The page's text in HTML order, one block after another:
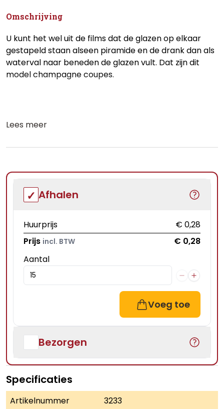
Omschrijving
U kunt het wel uit de films dat de glazen op elkaar
gestapeld staan alseen piramide en de drank dan als
waterval naar beneden de glazen vult. Dat zijn dit
model champagne coupes.
Lees meer
Afhalen
Huurprijs
€ 0,28
Prijs incl. BTW
€ 0,28
Aantal
Voeg toe
Bezorgen
Specificaties
Artikelnummer
3233